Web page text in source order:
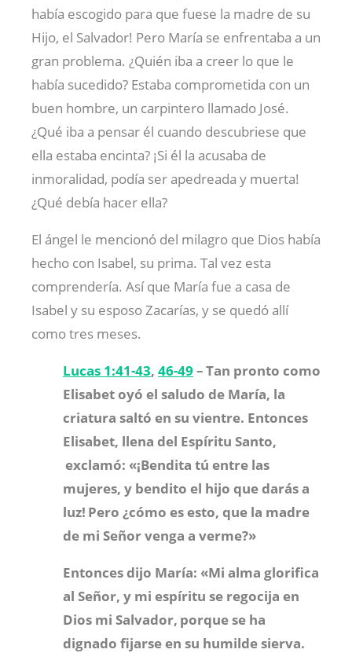
había escogido para que fuese la madre de su
Hijo, el Salvador! Pero María se enfrentaba a un
gran problema. ¿Quién iba a creer lo que le
había sucedido? Estaba comprometida con un
buen hombre, un carpintero llamado José.
¿Qué iba a pensar él cuando descubriese que
ella estaba encinta? ¡Si él la acusaba de
inmoralidad, podía ser apedreada y muerta!
¿Qué debía hacer ella?
El ángel le mencionó del milagro que Dios había
hecho con Isabel, su prima. Tal vez esta
comprendería. Así que María fue a casa de
Isabel y su esposo Zacarías, y se quedó allí
como tres meses.
Lucas 1:41-43, 46-49 –Tan pronto como
Elisabet oyó el saludo de María, la
criatura saltó en su vientre. Entonces
Elisabet, llena del Espíritu Santo,
exclamó: «¡Bendita tú entre las
mujeres, y bendito el hijo que darás a
luz! Pero ¿cómo es esto, que la madre
de mi Señor venga a verme?»
Entonces dijo María: «Mi alma glorifica
al Señor, y mi espíritu se regocija en
Dios mi Salvador, porque se ha
dignado fijarse en su humilde sierva.